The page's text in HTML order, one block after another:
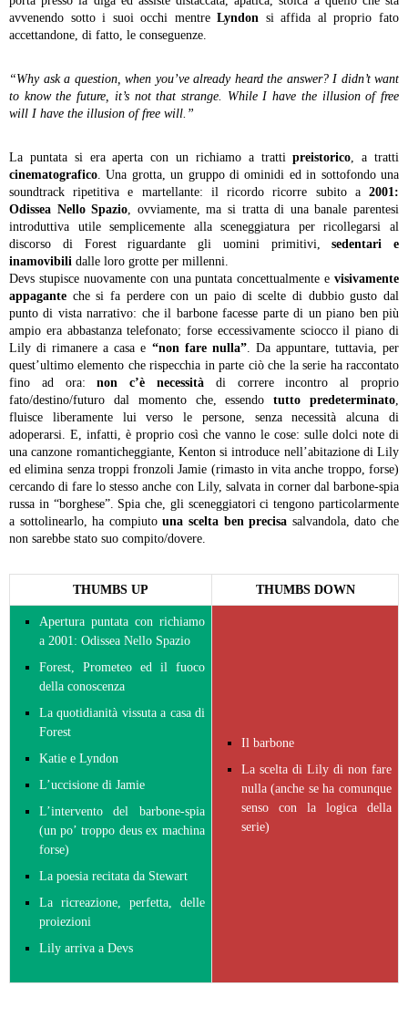
avvenendo sotto i suoi occhi mentreLyndon si affida al proprio fato
accettandone, di fatto, le conseguenze.
“Why ask a question, when you’ve already heard the answer? I didn’t want
to know the future, it’s not that strange. While I have the illusion of free
will I have the illusion of free will.”
La puntata si era aperta con un richiamo a trattipreistorico , a tratti
cinematografico . Una grotta, un gruppo di ominidi ed in sottofondo una
soundtrack ripetitiva e martellante: il ricordo ricorre subito a 2001:
Odissea Nello Spazio , ovviamente, ma si tratta di una banale parentesi
introduttiva utile semplicemente alla sceneggiatura per ricollegarsi al
discorso di Forest riguardante gli uomini primitivi,sedentari e
inamovibili dalle loro grotte per millenni.
Devs stupisce nuovamente con una puntata concettualmente e visivamente
appagante che si fa perdere con un paio di scelte di dubbio gusto dal
punto di vista narrativo: che il barbone facesse parte di un piano ben più
ampio era abbastanza telefonato; forse eccessivamente sciocco il piano di
Lily di rimanere a casa e “non fare nulla”. Da appuntare, tuttavia, per
quest’ultimo elemento che rispecchia in parte ciò che la serie ha raccontato
fino ad ora:non c’è necessità di correre incontro al proprio
fato/destino/futuro dal momento che, essendo tutto predeterminato
fluisce liberamente lui verso le persone, senza necessità alcuna di
adoperarsi. E, infatti, è proprio così che vanno le cose: sulle dolci note di
una canzone romanticheggiante, Kenton si introduce nell’abitazione di Lily
ed elimina senza troppi fronzoli Jamie (rimasto in vita anche troppo, forse)
cercando di fare lo stesso anche con Lily, salvata in corner dal barbone-spia
russa in “borghese”. Spia che, gli sceneggiatori ci tengono particolarmente
a sottolinearlo, ha compiutouna scelta ben precisa salvandola, dato che
non sarebbe stato suo compito/dovere.
THUMBS UP THUMBS DOWN
Apertura puntata con richiamo
a 2001: Odissea Nello Spazio
Forest, Prometeo ed il fuoco
della conoscenza
La quotidianità vissuta a casa di
Forest
Katie e Lyndon
L’uccisione di Jamie
L’intervento del barbone-spia
(un po’ troppo deus ex machina
forse)
La poesia recitata da Stewart
La ricreazione, perfetta, delle
proiezioni
Lily arriva a Devs
Il barbone
La scelta di Lily di non fare
nulla (anche se ha comunque
senso con la logica della
serie)